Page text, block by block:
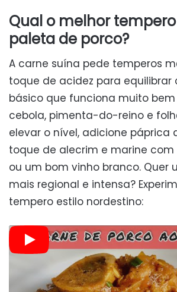
Qual o melhor
paleta de porco?
A carne suína pede temperos
toque de acidez para equilibrar
básico que funciona muito bem
cebola, pimenta-do-reino e
elevar o nível, adicione páprica
toque de alecrim e marine com
ou um bom vinho branco. Quer
mais regional e intensa?
tempero estilo nordestino: